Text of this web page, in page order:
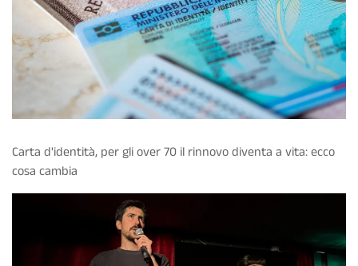
Carta d'identità, per gli over 70 il rinnovo diventa a vita: ecco
cosa cambia